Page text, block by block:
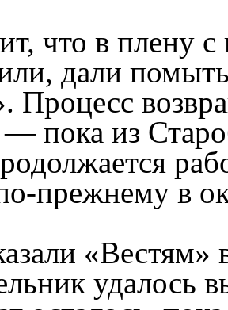
что в плену
дали
Процесс
пока из
прежнему в
«Вестям»
удалось